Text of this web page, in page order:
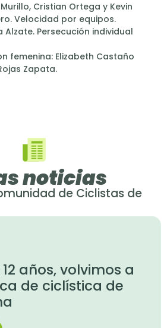
Murillo, Cristian Ortega y Kevin
Velocidad por equipos.
Alzate. Persecución individual
femenina: Elizabeth Castaño
Zapata.
noticias
de Ciclistas de
años, volvimos a
de ciclística de